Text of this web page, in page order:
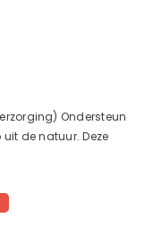
Ondersteun
de natuur. Deze